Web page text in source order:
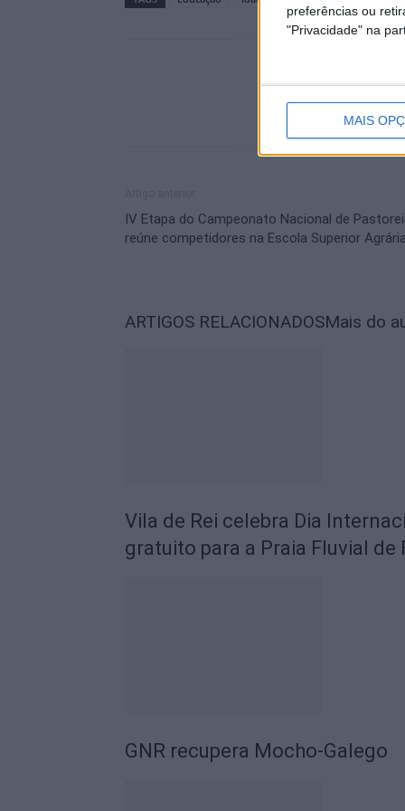
preferências ou
"Privacidade" na
MAIS
IV Etapa do Campeonato Nacional de
reúne competidores na Escola Superior Agrária
ARTIGOS RELACIONADOSMais do
Vila de Rei celebra Dia
gratuito para a Praia Fluvial de
GNR recupera Mocho-Galego